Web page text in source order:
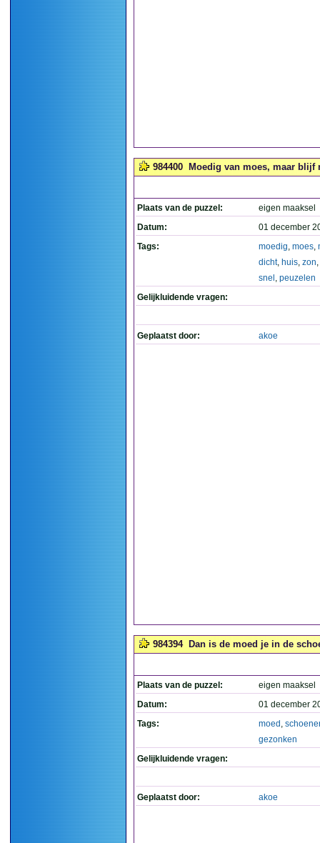
984400 Moedig van moes, maar
Plaats van de puzzel:
eigen maaksel
Datum:
01 december
Tags:
moedig, moes,
dicht, huis, zon,
snel , peuzelen
Gelijkluidende vragen:
Geplaatst door: akoe
984394 Dan is de moed je in de
Plaats van de puzzel:
eigen maaksel
Datum:
01 december
Tags:
moed ,
gezonken
Gelijkluidende vragen:
Geplaatst door: akoe